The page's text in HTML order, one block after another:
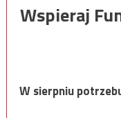
Wspieraj
W sierpniu